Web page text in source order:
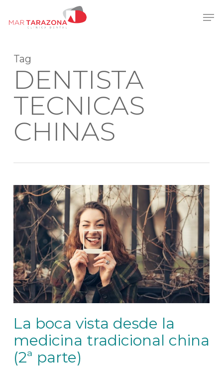
Tag
DENTISTA
TECNICAS
CHINAS
La boca vista desde la
medicina tradicional china
(2ª parte)